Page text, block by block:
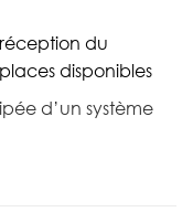
du
disponibles
d’un système